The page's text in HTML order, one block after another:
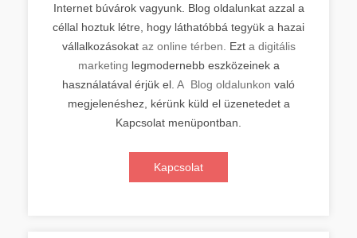
Internet búvárok vagyunk. Blog oldalunkat azzal a
céllal hoztuk létre, hogy láthatóbbá tegyük a hazai
vállalkozásokat az online térben. Ezt a digitális
marketing legmodernebb eszközeinek a
használatával érjük el. A Blog oldalunkon való
megjelenéshez, kérünk küld el üzenetedet a
Kapcsolat menüpontban.
Kapcsolat